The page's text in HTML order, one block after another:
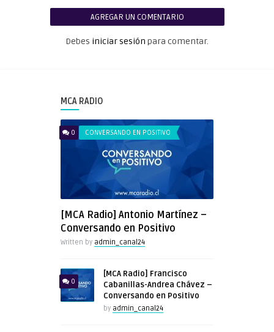
AGREGAR UN COMENTARIO
Debes iniciar sesión para comentar.
MCA RADIO
0 CONVERSANDO EN POSITIVO
[MCA Radio] Antonio Martínez –
Conversando en Positivo
Written by admin_canal24
0
[MCA Radio] Francisco
Cabanillas-Andrea Chávez –
Conversando en Positivo
by admin_canal24